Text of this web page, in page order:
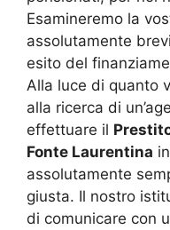
Esamineremo la
assolutamente
esito del
Alla luce di quanto
alla ricerca di
effettuare il
Fonte Laurentina
assolutamente
giusta. Il nostro
di comunicare con